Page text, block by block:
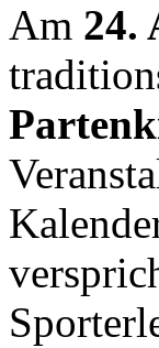
Am 24.